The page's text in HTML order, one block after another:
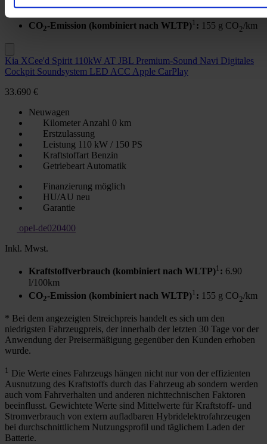
CO2-Emission (kombiniert nach WLTP)1 : 155 g CO2/km
Kia XCee'd Spirit 110kW AT JBL Premium-Sound Navi Digitales
Cockpit Soundsystem LED ACC Apple CarPlay
33.690 €
Neuwagen
Kilometer Anzahl 0 km
Erstzulassung
Leistung 110 kW / 150 PS
Kraftstoffart Benzin
Getriebeart Automatik
Finanzierung möglich
HU/AU neu
Garantie
opel-de020400
Inkl. Mwst.
Kraftstoffverbrauch (kombiniert nach WLTP)1 : 6.90
l/100km
CO2-Emission (kombiniert nach WLTP)1 : 155 g CO2/km
* Bei dem angezeigten Streichpreis handelt es sich um den
niedrigsten Fahrzeugpreis, der innerhalb der letzten 30 Tage vor der
Anwendung der Preisermäßigung gegenüber den Kunden erhoben
wurde.
1 Die Werte eines Fahrzeugs hängen nicht nur von der effizienten
Ausnutzung des Kraftstoffs durch das Fahrzeug ab sondern werden
auch vom Fahrverhalten und anderen nichttechnischen Faktoren
beeinflusst. Gewichtete Werte sind Mittelwerte für Kraftstoff- und
Stromverbrauch von extern aufladbaren Hybridelektrofahrzeugen
bei durchschnittlichem Nutzungsprofil und täglichem Laden der
Batterie.